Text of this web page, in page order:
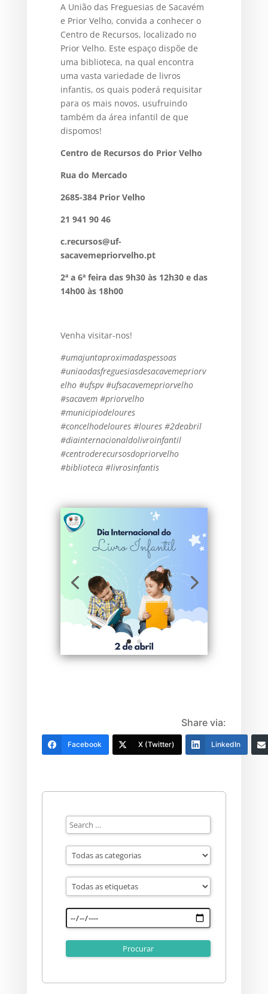
A União das Freguesias de Sacavém
e Prior Velho, convida a conhecer o
Centro de Recursos, localizado no
Prior Velho. Este espaço dispõe de
uma biblioteca, na qual encontra
uma vasta variedade de livros
infantis, os quais poderá requisitar
para os mais novos, usufruindo
também da área infantil de que
dispomos!
Centro de Recursos do Prior Velho
Rua do Mercado
2685-384 Prior Velho
21 941 90 46
c.recursos@uf-
sacavemepriorvelho.pt
2ª a 6ª feira das 9h30 às 12h30 e das
14h00 às 18h00
Venha visitar-nos!
#umajuntaproximadaspessoas
#uniaodasfreguesiasdesacavemepriorv
elho #ufspv #ufsacavemepriorvelho
#sacavem #priorvelho
#municipiodeloures
#concelhodeloures #loures #2deabril
#diainternacionaldolivroinfantil
#centroderecursosdopriorvelho
#biblioteca #livrosinfantis
Share via:
Facebook X (Twitter) LinkedIn